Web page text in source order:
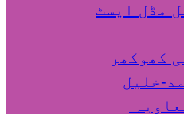
مڈل ایسٹ
کھوکھر
خلیل